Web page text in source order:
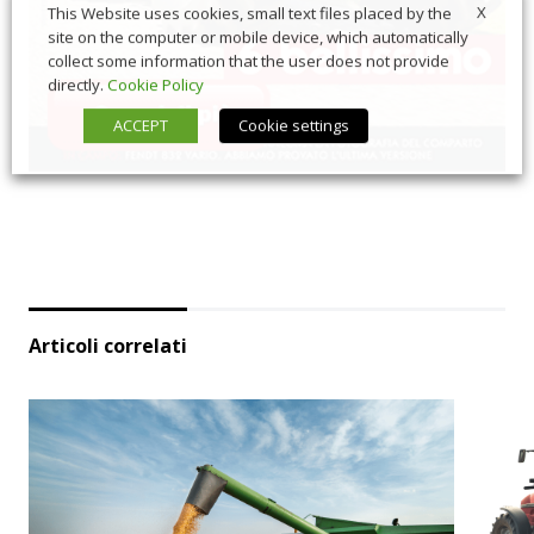
Articoli correlati
X
This Website uses cookies, small text files placed by the
site on the computer or mobile device, which automatically
collect some information that the user does not provide
directly. Cookie Policy
ACCEPT
Cookie settings